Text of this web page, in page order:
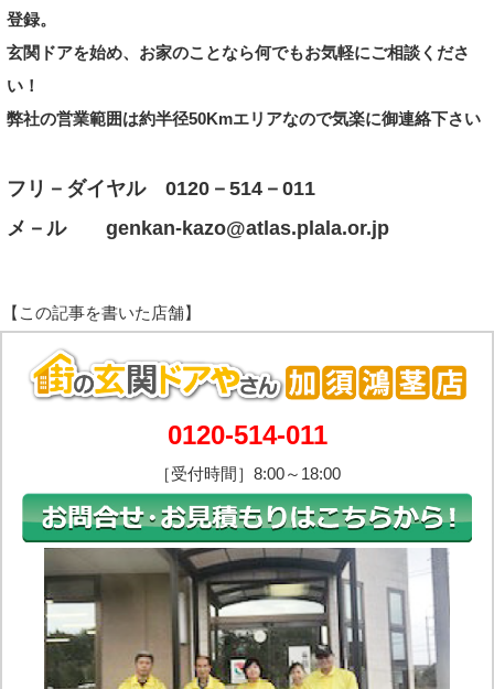
登録。
玄関ドアを始め、お家のことなら何でもお気軽にご相談くださ
い！
弊社の営業範囲は約半径50Kmエリアなので気楽に御連絡下さい
フリ－ダイヤル 0120－514－011
メ－ル genkan‐kazo@atlas.plala.or.jp
0120-514-011
［受付時間］8:00～18:00